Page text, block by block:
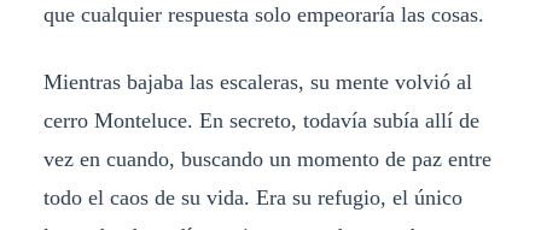
que cualquier respuesta solo empeoraría las cosas.
Mientras bajaba las escaleras, su mente volvió al
cerro Monteluce. En secreto, todavía subía allí de
vez en cuando, buscando un momento de paz entre
todo el caos de su vida. Era su refugio, el único